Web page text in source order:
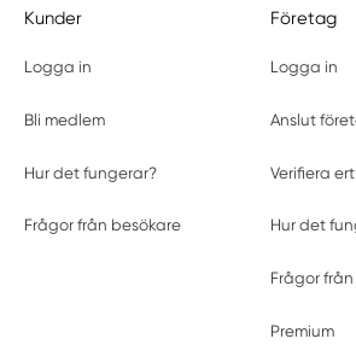
Kunder
Logga in
Bli medlem
Hur det fungerar?
Frågor från besökare
Företag
Logga in
Anslut
Verifiera
Hur det
Frågor
Premium